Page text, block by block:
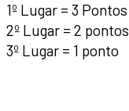
1º Lugar = 3 Pontos
2º Lugar = 2 pontos
3º Lugar = 1 ponto